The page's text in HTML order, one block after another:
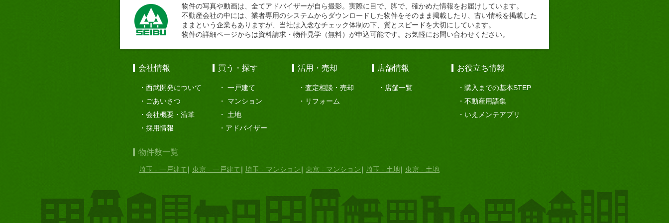
物件の写真や動画は、全てアドバイザーが自ら撮影。実際に目で、脚で、確かめた情報をお届けしています。
不動産会社の中には、業者専用のシステムからダウンロードした物件をそのまま掲載したり、古い情報を掲載した
ままという企業もありますが、当社は入念なチェック体制の下、質とスピードを大切にしています。
物件の詳細ページからは資料請求・物件見学（無料）が申込可能です。お気軽にお問い合わせください。
会社情報
西武開発について
ごあいさつ
会社概要・沿革
採用情報
買う・探す
一戸建て
マンション
土地
アドバイザー
活用・売却
査定相談・売却
リフォーム
店舗情報
店舗一覧
お役立ち情報
購入までの基本STEP
不動産用語集
いえメンテアプリ
物件数一覧
埼玉 - 一戸建て 東京 - 一戸建て 埼玉 - マンション 東京 - マンション 埼玉 - 土地 東京 - 土地